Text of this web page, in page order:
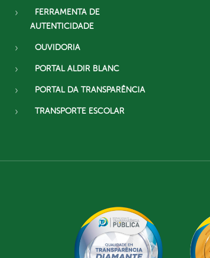
FERRAMENTA DE
AUTENTICIDADE
OUVIDORIA
PORTAL ALDIR BLANC
PORTAL DA TRANSPARÊNCIA
TRANSPORTE ESCOLAR